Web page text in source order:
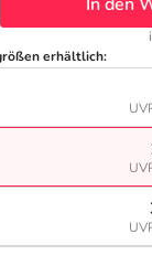
erhältlich: